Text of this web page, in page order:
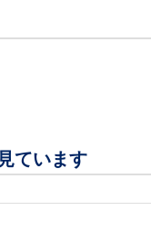
ています